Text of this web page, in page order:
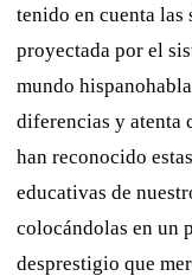
tenido en cuenta
proyectada por el
mundo
diferencias y atenta
han reconocido
educativas de
colocándolas en un
desprestigio que